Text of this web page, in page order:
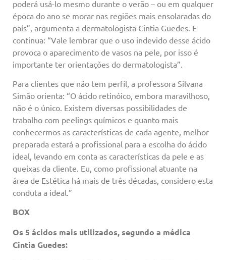
poderá usá-lo mesmo durante o verão – ou em qualquer
época do ano se morar nas regiões mais ensolaradas do
país”, argumenta a dermatologista Cintia Guedes. E
continua: “Vale lembrar que o uso indevido desse ácido
provoca o aparecimento de vasos na pele, por isso é
importante ter orientações do dermatologista”.
Para clientes que não tem perfil, a professora Silvana
Simão orienta: “O ácido retinóico, embora maravilhoso,
não é o único. Existem diversas possibilidades de
trabalho com peelings químicos e quanto mais
conhecermos as características de cada agente, melhor
preparada estará a profissional para a escolha do ácido
ideal, levando em conta as características da pele e as
queixas da cliente. Eu, como profissional atuante na
área de Estética há mais de três décadas, considero esta
conduta a ideal.”
BOX
Os 5 ácidos mais utilizados, segundo a médica
Cintia Guedes: